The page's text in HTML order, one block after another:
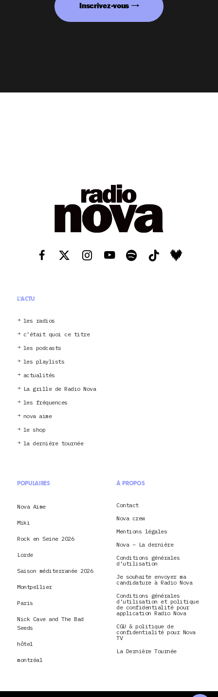
Inscrivez-vous
L'ACTU
les radios
c’était quoi ce titre
les podcasts
les playlists
actualités
La grille de Radio Nova
les fréquences
nova aime
le shop
la dernière tournée
POPULAIRES
Nova Aime
Miki
Rock en Seine 2026
Lorde
Saison méditerranée 2026
Montpellier
Paris
Nick Cave and The Bad
Seeds
hôtel
montréal
À PROPOS
Contact
Nova crew
Mentions légales
Nova – La dernière
Conditions générales
d’utilisation
Je souhaite envoyer ma
candidature à Radio Nova
Conditions générales
d’utilisation et politique
de confidentialité pour
application Radio Nova
CGU & politique de
confidentialité pour Nova
TV
La Dernière Tournée